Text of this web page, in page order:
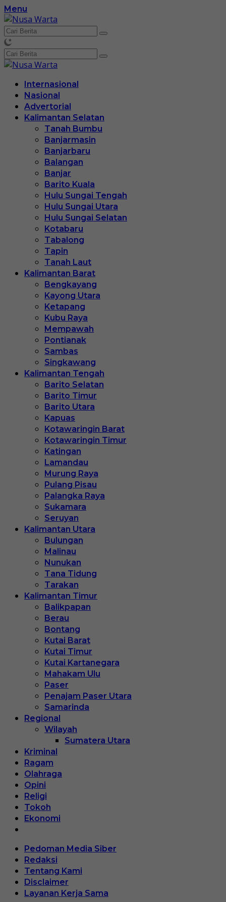
Langsung
ke
konten
Menu
Internasional
Nasional
Advertorial
Kalimantan Selatan
Tanah Bumbu
Banjarmasin
Banjarbaru
Balangan
Banjar
Barito Kuala
Hulu Sungai Tengah
Hulu Sungai Utara
Hulu Sungai Selatan
Kotabaru
Tabalong
Tapin
Tanah Laut
Kalimantan Barat
Bengkayang
Kayong Utara
Ketapang
Kubu Raya
Mempawah
Pontianak
Sambas
Singkawang
Kalimantan Tengah
Barito Selatan
Barito Timur
Barito Utara
Kapuas
Kotawaringin Barat
Kotawaringin Timur
Katingan
Lamandau
Murung Raya
Pulang Pisau
Palangka Raya
Sukamara
Seruyan
Kalimantan Utara
Bulungan
Malinau
Nunukan
Tana Tidung
Tarakan
Kalimantan Timur
Balikpapan
Berau
Bontang
Kutai Barat
Kutai Timur
Kutai Kartanegara
Mahakam Ulu
Paser
Penajam Paser Utara
Samarinda
Regional
Wilayah
Sumatera Utara
Kriminal
Ragam
Olahraga
Opini
Religi
Tokoh
Ekonomi
Pedoman Media Siber
Redaksi
Tentang Kami
Disclaimer
Layanan Kerja Sama